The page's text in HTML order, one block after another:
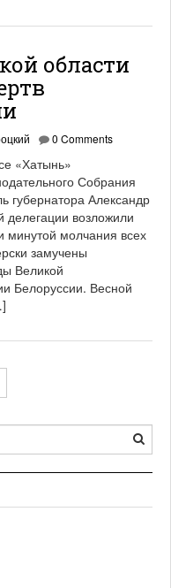
области
0 Comments
«Хатынь»
Собрания
губернатора Александр
возложили
минутой молчания всех
замучены
Великой
Белоруссии. Весной